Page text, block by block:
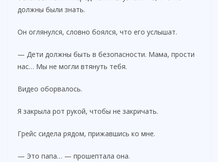
должны были знать.
Он оглянулся, словно боялся, что его услышат.
— Дети должны быть в безопасности. Мама, прости
нас… Мы не могли втянуть тебя.
Видео оборвалось.
Я закрыла рот рукой, чтобы не закричать.
Грейс сидела рядом, прижавшись ко мне.
— Это папа… — прошептала она.